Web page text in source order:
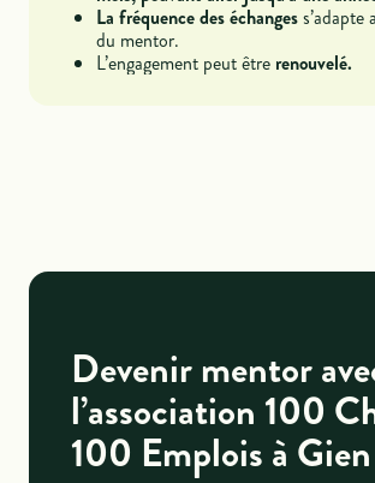
La fréquence des échangess’adapte
du mentor.
L’engagement peut être renouvelé.
Devenir mentor
l’association 100
100 Emplois à Gien